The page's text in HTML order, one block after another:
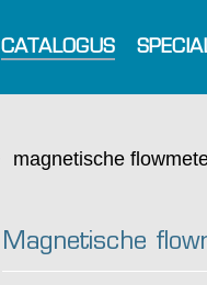
CATALOGUS
magnetische
Magnetische